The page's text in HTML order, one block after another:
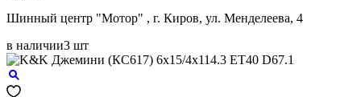
Шинный центр "Мотор" , г. Киров, ул. Менделеева, 4
в наличии3 шт